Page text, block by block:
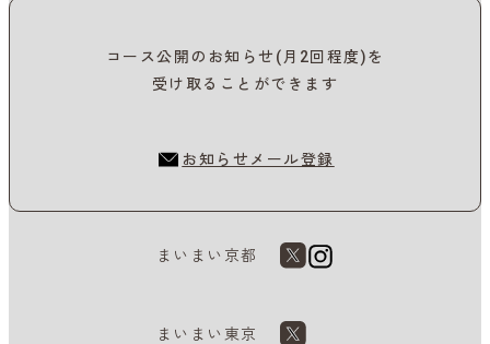
コース公開のお知らせ(月2回程度)を
受け取ることができます
お知らせメール登録
まいまい京都
まいまい東京